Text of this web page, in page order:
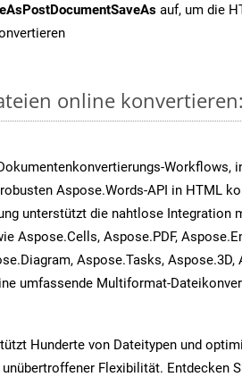
auf, um die
online
Workflows,
Aspose.Words-API in HTML
unterstützt die nahtlose Integration
Aspose.Cells, Aspose.PDF,
Aspose.Tasks, Aspose.3D,
umfassende Multiformat-
Hunderte von Dateitypen und
Flexibilität. Entdecken